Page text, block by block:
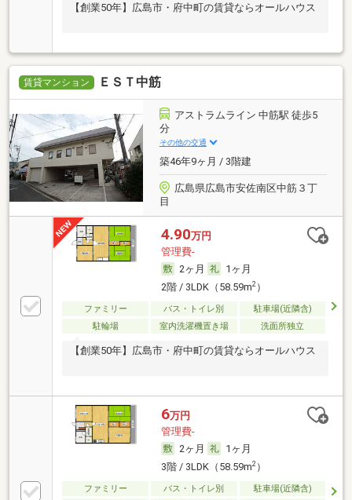
【創業50年】広島市・府中町の賃貸ならオールハウス
賃貸マンション ＥＳＴ中筋
アストラムライン 中筋駅 徒歩5
分
その他の交通
築46年9ヶ月 / 3階建
広島県広島市安佐南区中筋３丁
目
4.90万円
管理費-
2ヶ月
1ヶ月
2階 / 3LDK（58.59m2）
ファミリー バス・トイレ別
駐車場(近隣含)
駐輪場
室内洗濯機置き場 洗面所独立
【創業50年】広島市・府中町の賃貸ならオールハウス
6万円
管理費-
2ヶ月
1ヶ月
3階 / 3LDK（58.59m2）
ファミリー バス・トイレ別 駐車場(近隣含)